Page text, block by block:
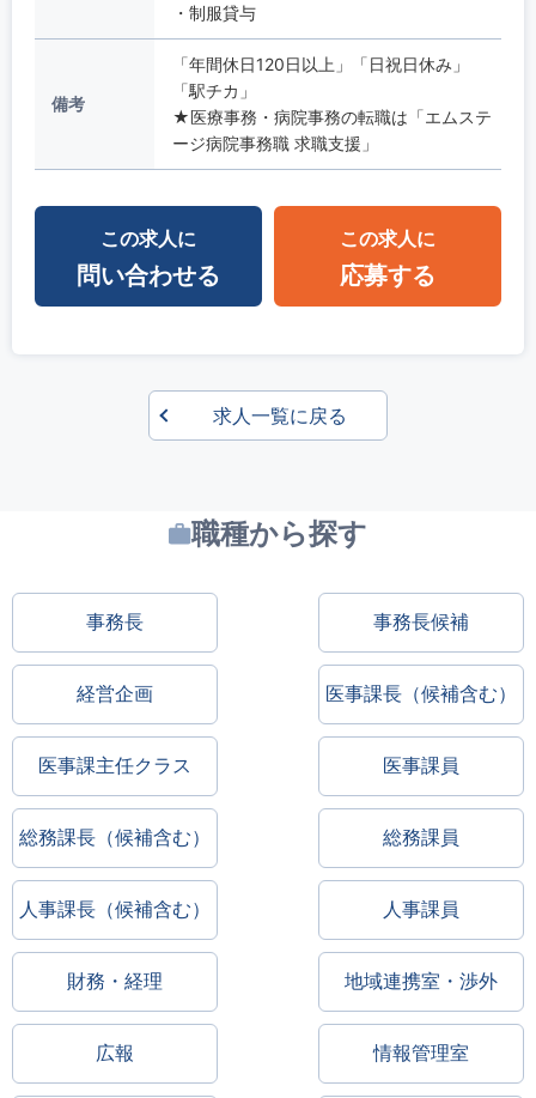
・制服貸与
備考
「年間休日120日以上」「日祝日休み」
「駅チカ」
★医療事務・病院事務の転職は「エムステ
ージ病院事務職 求職支援」
この求人に
問い合わせる
この求人に
応募する
求人一覧に戻る
職種から探す
事務長 事務長候補
経営企画 医事課長（候補含む）
医事課主任クラス 医事課員
総務課長（候補含む） 総務課員
人事課長（候補含む） 人事課員
財務・経理 地域連携室・渉外
広報 情報管理室